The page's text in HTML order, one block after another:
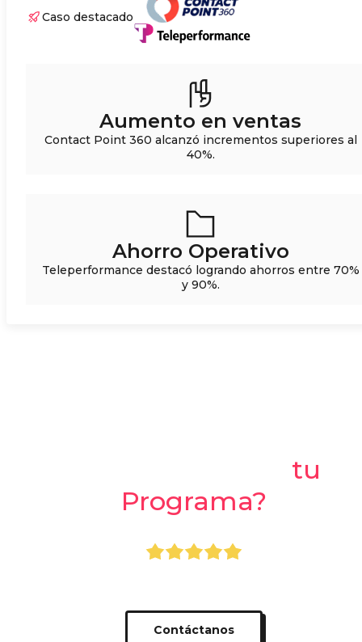
Caso destacado
Aumento en ventas
Contact Point 360 alcanzó incrementos superiores al
40%.
Ahorro Operativo
Teleperformance destacó logrando ahorros entre 70%
y 90%.
tu
Programa?
Contáctanos